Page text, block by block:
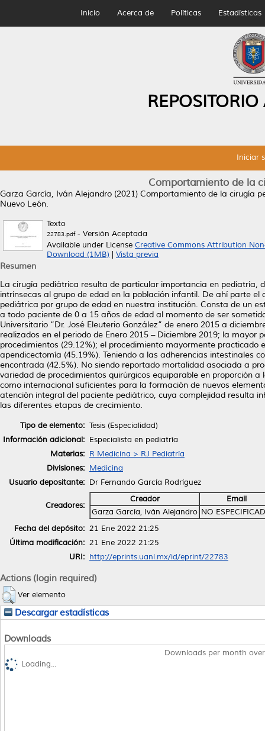
Inicio Acerca de Políticas Estadísticas
Iniciar
Comportamiento de la
Garza García, Iván Alejandro (2021) Comportamiento de la cirugía
Nuevo León.
Texto
22783.pdf- Versión Aceptada
Available under License Creative Commons Attribution
Download (1MB)
Vista previa
Resumen
La cirugía pediátrica resulta de particular importancia en
intrínsecas al grupo de edad en la población infantil. De ahí parte
pediátrica por grupo de edad en nuestra institución. Consta de un
a todo paciente de 0 a 15 años de edad al momento de ser
Universitario “Dr. José Eleuterio González” de enero 2015 a
realizados en el periodo de Enero 2015 – Diciembre 2019; la
procedimientos (29.12%); el procedimiento mayormente
apendicectomía (45.19%). Teniendo a las adherencias intestinales
encontrada (42.5%). No siendo reportado mortalidad asociada a
variedad de procedimientos quirúrgicos equiparable en proporción
como internacional suficientes para la formación de nuevos
atención integral del paciente pediátrico, cuya complejidad resulta
las diferentes etapas de crecimiento.
Tipo de elemento: Tesis (Especialidad)
Información adicional: Especialista en pediatría
Materias: R Medicina > RJ Pediatría
Divisiones: Medicina
Usuario depositante: Dr Fernando García Rodríguez
Creadores:
Creador
Email
Garza García, Iván Alejandro NO
Fecha del depósito: 21 Ene 2022 21:25
Última modificación: 21 Ene 2022 21:25
URI: http://eprints.uanl.mx/id/eprint/22783
Actions (login required)
Ver elemento
Descargar estadísticas
Downloads
Downloads per month
Loading...